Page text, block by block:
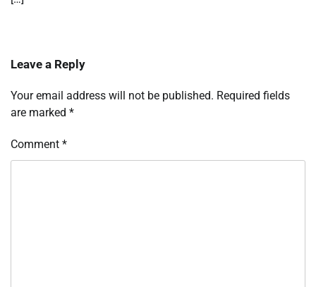
Leave a Reply
Your email address will not be published. Required fields
are marked *
Comment *